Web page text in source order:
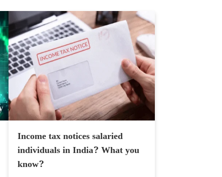
Income tax notices salaried
individuals in India? What you
know?